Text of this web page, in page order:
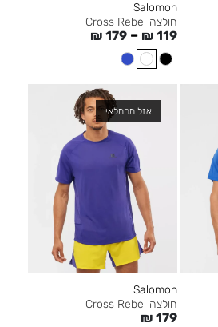
Salomon
חולצה Cross Rebel
₪ 119
–
₪ 179
אזל מהמלאי
Salomon
חולצה Cross Rebel
₪ 179